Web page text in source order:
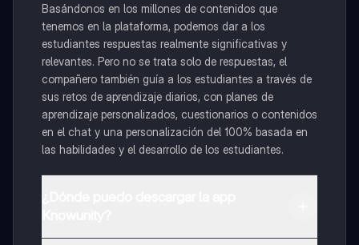
Basándonos en los millones de contenidos que
tenemos en la plataforma, podemos dar a los
estudiantes respuestas realmente significativas y
relevantes. Pero no se trata solo de respuestas, el
compañero también guía a los estudiantes a través de
sus retos de aprendizaje diarios, con planes de
aprendizaje personalizados, cuestionarios o contenidos
en el chat y una personalización del 100% basada en
las habilidades y el desarrollo de los estudiantes.